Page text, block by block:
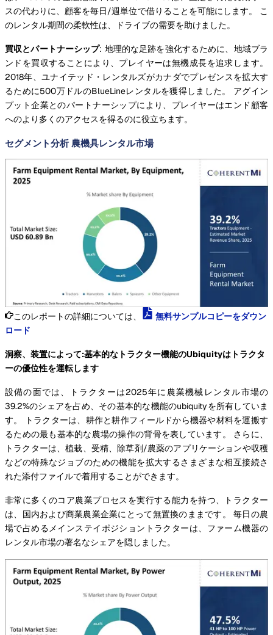
スの代わりに、顧客を毎日/週単位で借りることを可能にします。 こ
のレンタル期間の柔軟性は、ドライブの需要を助けました。
買収とパートナーシップ: 地理的な足跡を強化するために、地域ブラ
ンドを買収することにより、プレイヤーは無機成長を追求します。
2018年、ユナイテッド・レンタルズがカナダでプレゼンスを拡大す
るために500万ドルのBlueLineレンタルを獲得しました。 アグイン
プット企業とのパートナーシップにより、プレイヤーはエンド顧客
へのより多くのアクセスを得るのに役立ちます。
セグメント分析 農機具レンタル市場
このレポートの詳細については、
無料サンプルコピーをダウン
ロード
洞察、装置によって:基本的なトラクター機能のUbiquityはトラクタ
ーの優位性を運転します
設備の面では、トラクターは2025年に農業機械レンタル市場の
39.2%のシェアを占め、その基本的な機能のubiquityを所有していま
す。 トラクターは、耕作と耕作フィールドから機器や材料を運搬す
るための最も基本的な農場の操作の背骨を表しています。 さらに、
トラクターは、植栽、受精、除草剤/農薬のアプリケーションや収穫
などの特殊なジョブのための機能を拡大するさまざまな相互接続さ
れた添付ファイルで着用することができます。
非常に多くのコア農業プロセスを実行する能力を持つ、トラクター
は、国内および商業農業企業にとって無置換のままです。 毎日の農
場で占めるメインステイポジショントラクターは、ファーム機器の
レンタル市場の著名なシェアを隠しました。